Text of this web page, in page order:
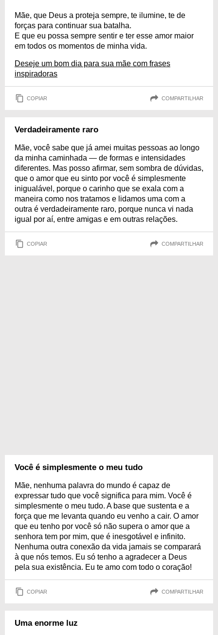
Mãe, que Deus a proteja sempre, te ilumine, te de
forças para continuar sua batalha.
E que eu possa sempre sentir e ter esse amor maior
em todos os momentos de minha vida.
Deseje um bom dia para sua mãe com frases
inspiradoras
COPIAR COMPARTILHAR
Verdadeiramente raro
Mãe, você sabe que já amei muitas pessoas ao longo
da minha caminhada — de formas e intensidades
diferentes. Mas posso afirmar, sem sombra de dúvidas,
que o amor que eu sinto por você é simplesmente
inigualável, porque o carinho que se exala com a
maneira como nos tratamos e lidamos uma com a
outra é verdadeiramente raro, porque nunca vi nada
igual por aí, entre amigas e em outras relações.
COPIAR COMPARTILHAR
Você é simplesmente o meu tudo
Mãe, nenhuma palavra do mundo é capaz de
expressar tudo que você significa para mim. Você é
simplesmente o meu tudo. A base que sustenta e a
força que me levanta quando eu venho a cair. O amor
que eu tenho por você só não supera o amor que a
senhora tem por mim, que é inesgotável e infinito.
Nenhuma outra conexão da vida jamais se comparará
à que nós temos. Eu só tenho a agradecer a Deus
pela sua existência. Eu te amo com todo o coração!
COPIAR COMPARTILHAR
Uma enorme luz